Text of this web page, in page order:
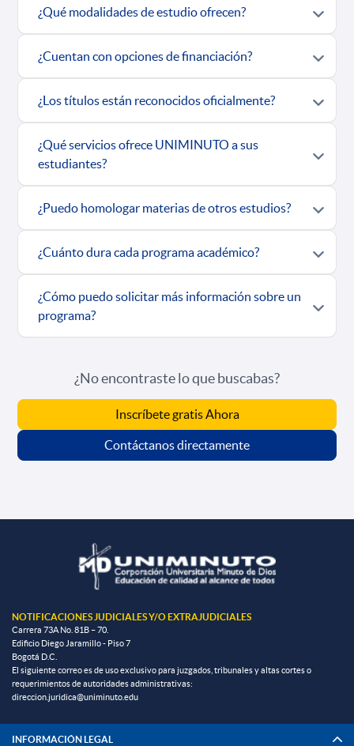
¿Qué modalidades de estudio ofrecen?
¿Cuentan con opciones de financiación?
¿Los títulos están reconocidos oficialmente?
¿Qué servicios ofrece UNIMINUTO a sus
estudiantes?
¿Puedo homologar materias de otros estudios?
¿Cuánto dura cada programa académico?
¿Cómo puedo solicitar más información sobre un
programa?
¿No encontraste lo que buscabas?
Inscríbete gratis Ahora
Contáctanos directamente
NOTIFICACIONES JUDICIALES Y/O EXTRAJUDICIALES
Carrera 73A No. 81B – 70.
Edificio Diego Jaramillo - Piso 7
Bogotá D.C.
El siguiente correo es de uso exclusivo para juzgados, tribunales y altas cortes o
requerimientos de autoridades administrativas:
direccion.juridica@uniminuto.edu
INFORMACIÓN LEGAL